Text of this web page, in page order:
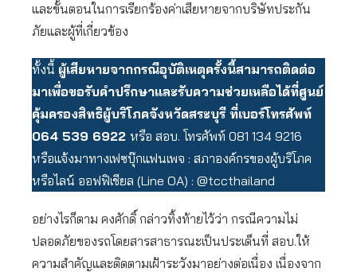
และขั้นตอนในการเรียกร้องค่าเสียหายจากบริษัทประกัน
ภัยและผู้ที่เกี่ยวข้อง
ทั้งนี้ ผู้เสียหายจากกรณีอุบัติเหตุครั้งนี้สามารถติดต่อ
มาเพื่อขอรับคำปรึกษาและรับความช่วยเหลือได้ที่ศูนย์
คุ้มครองสิทธิผู้บริโภคจังหวัดสระบุรี ที่เบอร์โทรศัพท์
064 539 6922 หรือ สอบ. โทรศัพท์ 081 134 9216
หรือแจ้งมาทางเฟซบุ๊กแฟนเพจ : สภาองค์กรของผู้บริโภค
หรือไลน์ ออฟฟิเชียล (Line OA) : @tccthailand
อย่างไรก็ตาม คงศักดิ์ กล่าวทิ้งท้ายไว้ว่า กรณีความไม่
ปลอดภัยของรถโดยสารสาธารณะเป็นประเด็นที่ สอบ.ให้
ความสำคัญและติดตามเฝ้าระวังมาอย่างต่อเนื่อง เนื่องจาก